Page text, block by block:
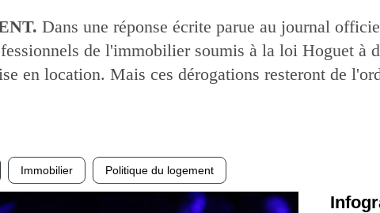
Dans une réponse écrite parue au journal
de l'immobilier soumis à la loi Hoguet à
en location. Mais ces dérogations resteront de
Immobilier Politique du logement